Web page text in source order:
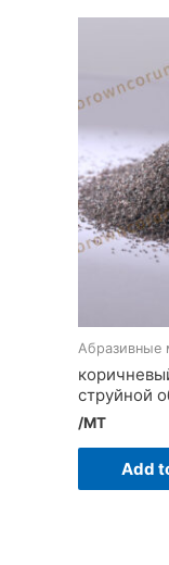
Абразивные
струйной
/MT
Add